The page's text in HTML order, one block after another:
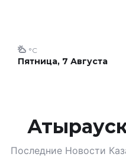
Пятница, 7 Августа
°C
Последние Новости